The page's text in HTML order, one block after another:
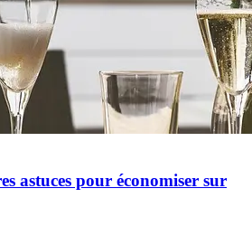
astuces pour économiser sur